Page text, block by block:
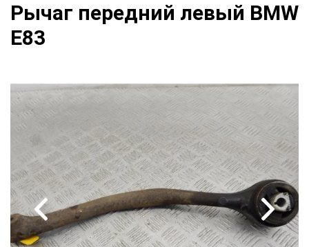
Рычаг передний левый BMW
E83